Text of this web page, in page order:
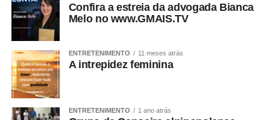
Confira a estreia da advogada Bianca
Melo no www.GMAIS.TV
ENTRETENIMENTO 11 meses atrás
A intrepidez feminina
ENTRETENIMENTO 1 ano atrás